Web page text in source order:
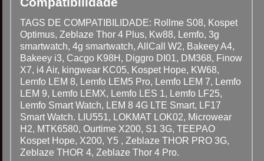
TAGS DE COMPATIBILIDADE: Rollme S08, Kospet
Optimus, Zeblaze Thor 4 Plus, Kw88, Lemfo, 3g
smartwatch, 4g smartwatch, AllCall W2, Bakeey A4,
Bakeey i3, Cacgo K98H, Diggro DI01, DM368, Finow
X7, i4 Air, kingwear KC05, Kospet Hope, KW68,
Lemfo LEM 8, Lemfo LEM5 Pro, Lemfo LEM 7, Lemfo
LEM 9, Lemfo LEMX, Lemfo LES 1, Lemfo LF25,
Lemfo Smart Watch, LEM 8 4G LTE Smart, LF17
Smart Watch. LIU551, LOKMAT LOK02, Microwear
H2, MTK6580, Ourtime X200, S1 3G, TEEPAO
Kospet Hope, X200, Y5 , Zeblaze THOR PRO 3G,
Zeblaze THOR 4, Zeblaze Thor 4 Pro.